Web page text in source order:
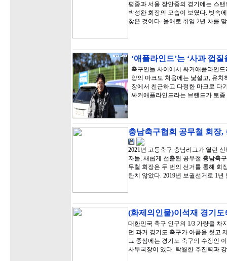
평중과 서울 장안중의 경기에는 스
박성완 회장의 모습이 보였다. 빗속
찾은 것이다. 올해로 취임 2년 차를
‘애플라인드’는 ‘사과 껍
축구인들 사이에서 싸커애플라인
양의 마크도 처음에는 낯설고, 유
장에서 친근하고 다정한 마크로 다
싸커애플라인드라는 브랜드가 토
충남축구협회 공무철 회장
2021년 고등축구 충남리그가 열린
자들, 새롭게 선출된 공무철 충남축
무철 회장은 두 번의 선거를 통해 회
탄치 않았다. 2019년 보궐선거로 1
(화제의인물)이석재 경기
대한민국 축구 인구의 1/3 가량을 차
던 과거 경기도 축구가 아픔을 씻고
그 중심에는 경기도 축구의 수장인
사무국장이 있다. 탁월한 추진력과